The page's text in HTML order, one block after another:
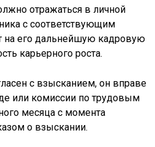
отражаться в личной
с соответствующим
на его дальнейшую кадровую
карьерного роста.
с взысканием, он вправе
или комиссии по трудовым
месяца с момента
о взыскании.